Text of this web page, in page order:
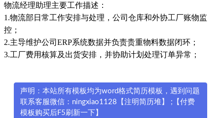
物流经理助理主要工作描述：
1.物流部日常工作安排与处理，公司仓库和外协工厂账物监
控；
2.主导维护公司ERP系统数据并负责贵重物料数据闭环；
3.工厂费用核算及出货安排，并协助计划处理订单异常；
声明：本站所有模板均为word格式简历模板，遇到问题
联系客服微信：ningxiao1128【注明简历堆】 ;【付费
模板购买后F5刷新一下】